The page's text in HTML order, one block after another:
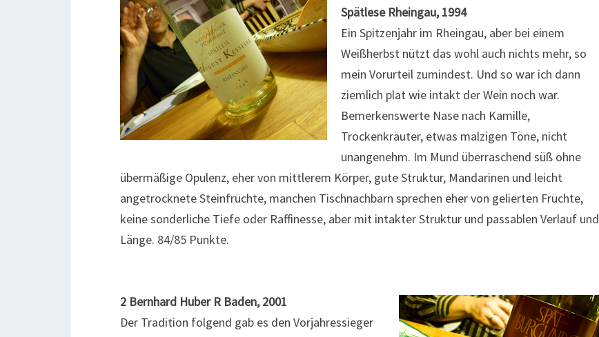
Spätlese Rheingau, 1994
Ein Spitzenjahr im Rheingau, aber bei einem
Weißherbst nützt das wohl auch nichts mehr, so
mein Vorurteil zumindest. Und so war ich dann
ziemlich plat wie intakt der Wein noch war.
Bemerkenswerte Nase nach Kamille,
Trockenkräuter, etwas malzigen Töne, nicht
unangenehm. Im Mund überraschend süß ohne
übermäßige Opulenz, eher von mittlerem Körper, gute Struktur, Mandarinen und leicht
angetrocknete Steinfrüchte, manchen Tischnachbarn sprechen eher von gelierten Früchte,
keine sonderliche Tiefe oder Raffinesse, aber mit intakter Struktur und passablen Verlauf und
Länge. 84/85 Punkte.
2 Bernhard Huber R Baden, 2001
Der Tradition folgend gab es den Vorjahressieger